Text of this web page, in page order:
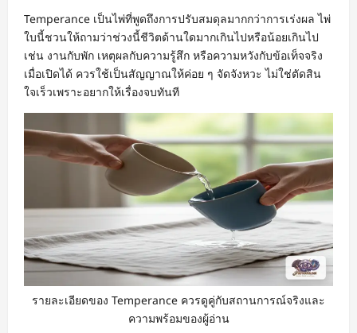
Temperance เป็นไพ่ที่พูดถึงการปรับสมดุลมากกว่าการเร่งผล ไพ่
ใบนี้ชวนให้ถามว่าช่วงนี้ชีวิตด้านใดมากเกินไปหรือน้อยเกินไป
เช่น งานกับพัก เหตุผลกับความรู้สึก หรือความหวังกับข้อเท็จจริง
เมื่อเปิดได้ ควรใช้เป็นสัญญาณให้ค่อย ๆ จัดจังหวะ ไม่ใช่ตัดสิน
ใจเร็วเพราะอยากให้เรื่องจบทันที
รายละเอียดของ Temperance ควรดูคู่กับสถานการณ์จริงและ
ความพร้อมของผู้อ่าน